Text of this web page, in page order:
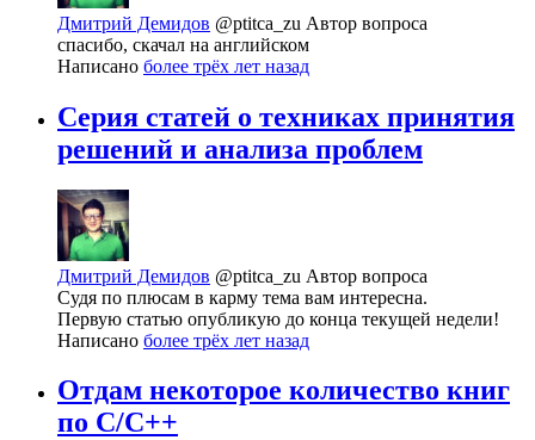
Дмитрий Демидов @ptitca_zu Автор вопроса
спасибо, скачал на английском
Написано более трёх лет назад
Серия статей о техниках принятия
решений и анализа проблем
Дмитрий Демидов @ptitca_zu Автор вопроса
Судя по плюсам в карму тема вам интересна.
Первую статью опубликую до конца текущей недели!
Написано более трёх лет назад
Отдам некоторое количество книг
по C/C++